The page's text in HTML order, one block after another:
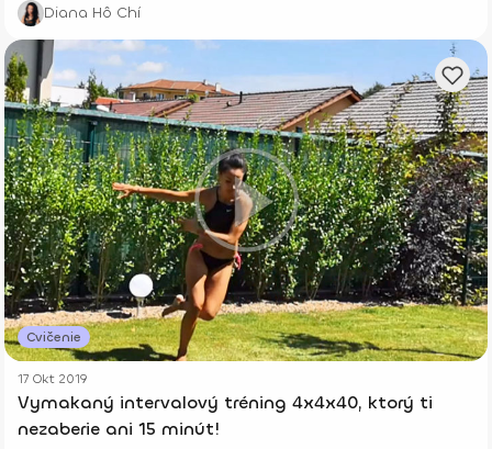
Diana Hô Chí
Cvičenie
17 Okt 2019
Vymakaný intervalový tréning 4x4x40, ktorý ti
nezaberie ani 15 minút!